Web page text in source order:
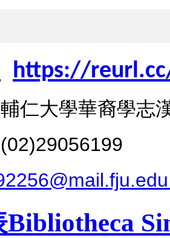
https://
輔仁大學華裔學志
Bibliotheca